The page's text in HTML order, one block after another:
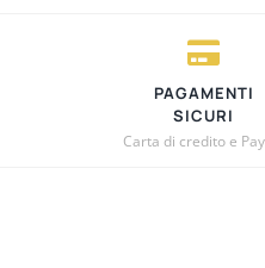
PAGAMENTI
SICURI
Carta di credito e